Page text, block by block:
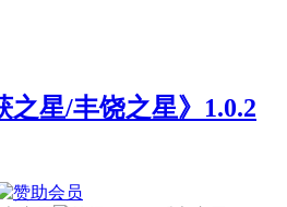
之星/丰饶之星》1.0.2